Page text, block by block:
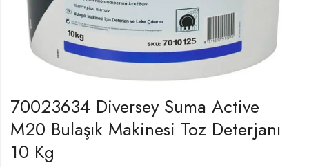
70023634 Diversey Suma Active
M20 Bulaşık Makinesi Toz Deterjanı
10 Kg